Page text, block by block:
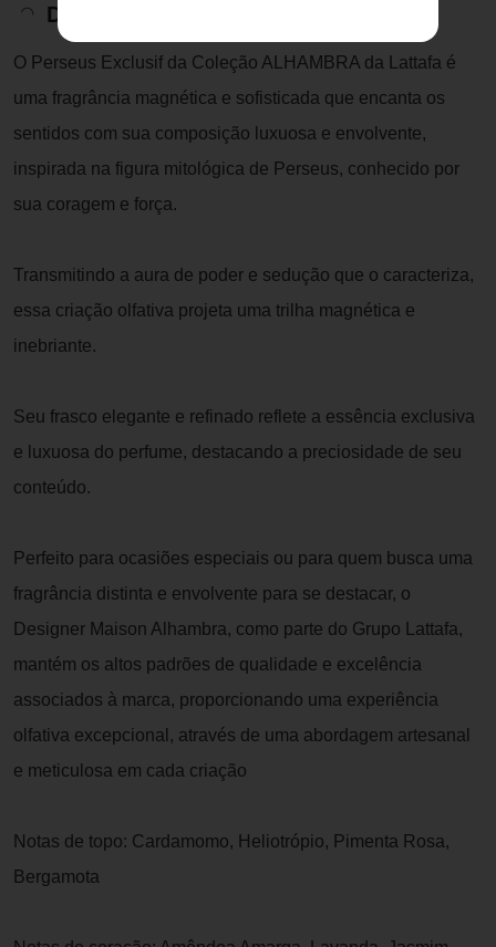
Descrição do Produto
O Perseus Exclusif da Coleção ALHAMBRA da Lattafa é
uma fragrância magnética e sofisticada que encanta os
sentidos com sua composição luxuosa e envolvente,
inspirada na figura mitológica de Perseus, conhecido por
sua coragem e força.
Transmitindo a aura de poder e sedução que o caracteriza,
essa criação olfativa projeta uma trilha magnética e
inebriante.
Seu frasco elegante e refinado reflete a essência exclusiva
e luxuosa do perfume, destacando a preciosidade de seu
conteúdo.
Perfeito para ocasiões especiais ou para quem busca uma
fragrância distinta e envolvente para se destacar, o
Designer Maison Alhambra, como parte do Grupo Lattafa,
mantém os altos padrões de qualidade e excelência
associados à marca, proporcionando uma experiência
olfativa excepcional, através de uma abordagem artesanal
e meticulosa em cada criação
Notas de topo: Cardamomo, Heliotrópio, Pimenta Rosa,
Bergamota